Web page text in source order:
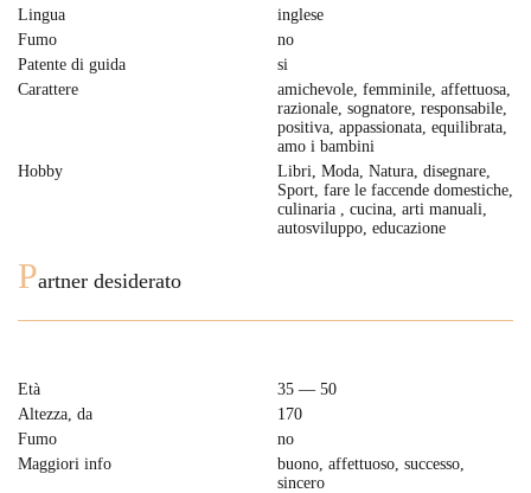
Lingua
inglese
Fumo
no
Patente di guida
si
Carattere
amichevole, femminile, affettuosa,
razionale, sognatore, responsabile,
positiva, appassionata, equilibrata,
amo i bambini
Hobby
Libri, Moda, Natura, disegnare,
Sport, fare le faccende domestiche,
culinaria , cucina, arti manuali,
autosviluppo, educazione
Partner desiderato
Età
35 — 50
Altezza, da
170
Fumo
no
Maggiori info
buono, affettuoso, successo,
sincero